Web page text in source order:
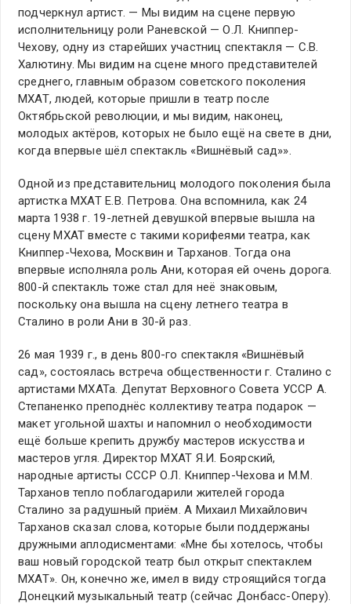
подчеркнул артист. — Мы видим на сцене первую
исполнительницу роли Раневской — О.Л. Книппер-
Чехову, одну из старейших участниц спектакля — С.В.
Халютину. Мы видим на сцене много представителей
среднего, главным образом советского поколения
МХАТ, людей, которые пришли в театр после
Октябрьской революции, и мы видим, наконец,
молодых актёров, которых не было ещё на свете в дни,
когда впервые шёл спектакль «Вишнёвый сад»».
Одной из представительниц молодого поколения была
артистка МХАТ Е.В. Петрова. Она вспомнила, как 24
марта 1938 г. 19-летней девушкой впервые вышла на
сцену МХАТ вместе с такими корифеями театра, как
Книппер-Чехова, Москвин и Тарханов. Тогда она
впервые исполняла роль Ани, которая ей очень дорога.
800-й спектакль тоже стал для неё знаковым,
поскольку она вышла на сцену летнего театра в
Сталино в роли Ани в 30-й раз.
26 мая 1939 г., в день 800-го спектакля «Вишнёвый
сад», состоялась встреча общественности г. Сталино с
артистами МХАТа. Депутат Верховного Совета УССР А.
Степаненко преподнёс коллективу театра подарок —
макет угольной шахты и напомнил о необходимости
ещё больше крепить дружбу мастеров искусства и
мастеров угля. Директор МХАТ Я.И. Боярский,
народные артисты СССР О.Л. Книппер-Чехова и М.М.
Тарханов тепло поблагодарили жителей города
Сталино за радушный приём. А Михаил Михайлович
Тарханов сказал слова, которые были поддержаны
дружными аплодисментами: «Мне бы хотелось, чтобы
ваш новый городской театр был открыт спектаклем
МХАТ». Он, конечно же, имел в виду строящийся тогда
Донецкий музыкальный театр (сейчас Донбасс-Оперу).